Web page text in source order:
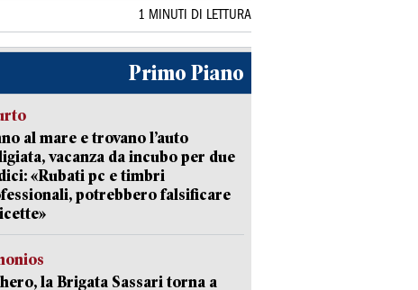
1 MINUTI DI LETTURA
Primo Piano
al mare e trovano l’auto
vacanza da incubo per due
«Rubati pc e timbri
potrebbero falsificare
la Brigata Sassari torna a